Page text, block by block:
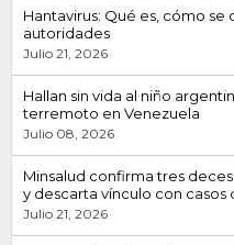
Hantavirus: Qué es, cómo
autoridades
Julio 21, 2026
Hallan sin vida al niño
terremoto en Venezuela
Julio 08, 2026
Minsalud confirma tres
y descarta vínculo con casos
Julio 21, 2026